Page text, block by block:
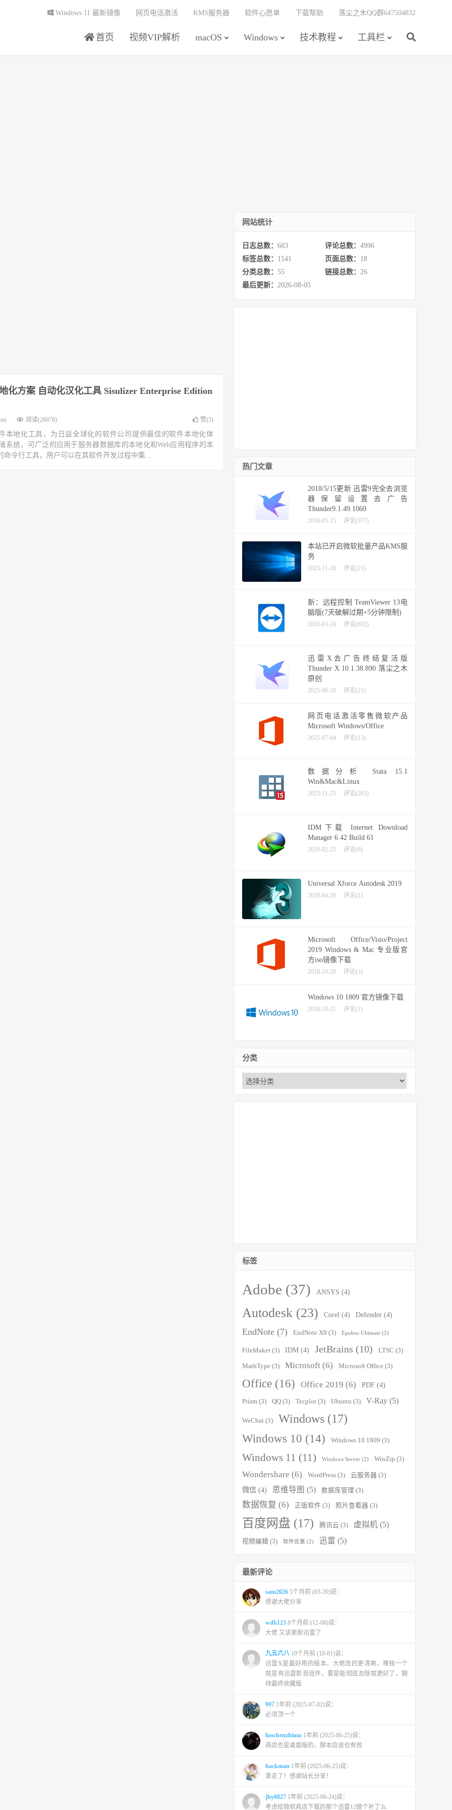
首页 视频VIP解析 macOS Windows 技术教程 工具栏
Windows 11 最新镜像 网页电话激活 KMS服务器 软件心愿单 下载帮助 落尘之木QQ群647504832
化方案 自动化汉化工具 Sisulizer Enterprise Edition
阅读(26078) 赞(3)
本地化工具，为日益全球化的软件公司提供最佳的软件本地化体
系统，可广泛的应用于服务器数据库的本地化和Web应用程序的本
命令行工具，用户可以在其软件开发过程中集...
网站统计
日志总数： 683 评论总数： 4996
标签总数： 1541 页面总数： 18
分类总数： 55 链接总数： 26
最后更新： 2026-08-05
热门文章
2018/5/15更新 迅雷9完全去浏览
器保留设置去广告
Thunder9.1.49.1060
2018-05-15 评论(377)
本站已开启微软批量产品KMS服
务
2023-11-20 评论(21)
新：远程控制 TeamViewer 13电
脑版(7天破解过期+5分钟限制)
2018-03-24 评论(632)
迅雷X去广告终结复活版
Thunder X 10.1.38.890 落尘之木
原创
2025-06-18 评论(21)
网页电话激活零售微软产品
Microsoft Windows/Office
2025-07-04 评论(13)
数据分析 Stata 15.1
Win&Mac&Linux
2023-11-25 评论(263)
IDM下载 Internet Download
Manager 6.42 Build 61
2026-02-25 评论(6)
Universal Xforce Autodesk 2019
2018-04-26 评论(1)
Microsoft Office/Visio/Project
2019 Windows & Mac 专业版官
方iso镜像下载
2018-10-20 评论(3)
Windows 10 1809 官方镜像下载
2018-10-21 评论(1)
分类
标签
Adobe (37) ANSYS (4)
Autodesk (23) Corel (4) Defender (4)
EndNote (7) EndNote X9 (3) Epubor Ultimate (2)
FileMaker(3) IDM (4) JetBrains (10) LTSC (3)
MathType (3) Microsoft (6) Microsoft Office (3)
Office (16) Office 2019 (6) PDF (4)
Prism (3) QQ (3) Tecplot (3) Ubuntu (3) V-Ray (5)
WeChat (3) Windows (17)
Windows 10 (14) Windows 10 1809 (3)
Windows 11 (11) Windows Server (2) WinZip (3)
Wondershare (6) WordPress (3) 云服务器 (3)
微信 (4) 思维导图 (5) 数据库管理 (3)
数据恢复 (6) 正版软件 (3) 照片查看器 (3)
百度网盘 (17) 腾讯云 (3) 虚拟机 (5)
视频编辑 (3) 软件优惠 (2) 迅雷 (5)
最新评论
sam2026 5个月前 (03-20)说：
感谢大佬分享
wdh123 8个月前 (12-08)说：
大佬 又该更新迅雷了
九五六八 10个月前 (10-01)说：
迅雷X是最好用的版本，大佬改的更清爽，唯独一个
就是有迅雷影音组件，要是能彻底去除就更好了，期
待最终收藏版
997 1年前 (2025-07-02)说：
必须顶一个
luochenzhimu 1年前 (2025-06-25)说：
商店也是桌面版的，脚本应该也有效
hackman 1年前 (2025-06-25)说：
拿走了！感谢站长分享！
jhy0827 1年前 (2025-06-24)说：
考虑给微软商店下载的那个迅雷12做个补丁么.